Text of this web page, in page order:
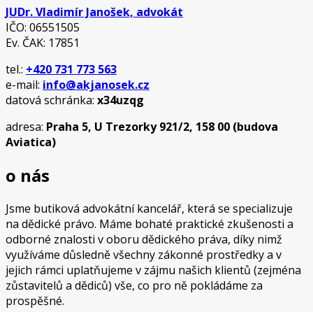
JUDr. Vladimír Janošek, advokát
IČO: 06551505
Ev. ČAK: 17851
tel.: +420 731 773 563
e-mail: info@akjanosek.cz
datová schránka: x34uzqg
adresa: Praha 5, U Trezorky 921/2, 158 00 (budova
Aviatica)
o nás
Jsme butiková advokátní kancelář, která se specializuje
na dědické právo. Máme bohaté praktické zkušenosti a
odborné znalosti v oboru dědického práva, díky nimž
využíváme důsledně všechny zákonné prostředky a v
jejich rámci uplatňujeme v zájmu našich klientů (zejména
zůstavitelů a dědiců) vše, co pro ně pokládáme za
prospěšné.